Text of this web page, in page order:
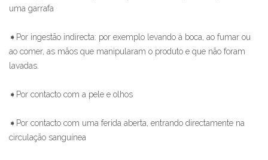
uma garrafa
➧Por ingestão indirecta: por exemplo levando à boca, ao fumar ou
ao comer, as mãos que manipularam o produto e que não foram
lavadas.
➧Por contacto com a pele e olhos
➧Por contacto com uma ferida aberta, entrando directamente na
circulação sanguínea